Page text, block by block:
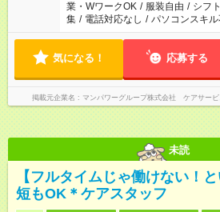
業・WワークOK / 服装自由 / シフ
集 / 電話対応なし / パソコンスキ
気になる！ 応募する
掲載元企業名 マンパワーグループ株式会社 ケアサー
未読
【フルタイムじゃ働けない！
短もOK＊ケアスタッフ